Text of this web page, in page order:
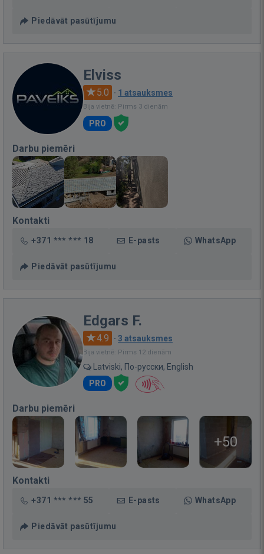
Piedāvāt pasūtījumu
Elviss
5.0 · 1 atsauksmes
Bija vietnē: Pirms 3 dienām
PRO
Darbu piemēri
Kontakti
+371 *** *** 18 E-pasts WhatsApp
Piedāvāt pasūtījumu
Edgars F.
4.9 · 3 atsauksmes
Bija vietnē: Pirms 12 dienām
Latviski, По-русски, English
PRO
Darbu piemēri
+50
Kontakti
+371 *** *** 55 E-pasts WhatsApp
Piedāvāt pasūtījumu